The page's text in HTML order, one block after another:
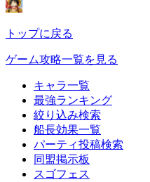
トップに戻る
ゲーム攻略一覧を見る
キャラ一覧
最強ランキング
絞り込み検索
船長効果一覧
パーティ投稿検索
同盟掲示板
スゴフェス